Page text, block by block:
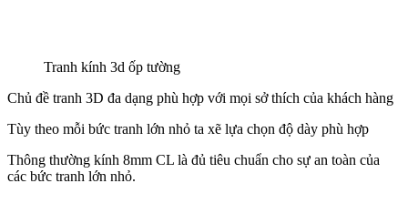
Tranh kính 3d ốp tường
Chủ đề tranh 3D đa dạng phù hợp với mọi sở thích của khách hàng
Tùy theo mỗi bức tranh lớn nhỏ ta xẽ lựa chọn độ dày phù hợp
Thông thường kính 8mm CL là đủ tiêu chuẩn cho sự an toàn của
các bức tranh lớn nhỏ.